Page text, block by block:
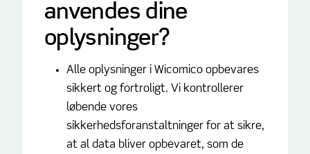
anvendes dine
oplysninger?
Alle oplysninger i Wicomico opbevares
sikkert og fortroligt. Vi kontrollerer
løbende vores
sikkerhedsforanstaltninger for at sikre,
at al data bliver opbevaret, som de